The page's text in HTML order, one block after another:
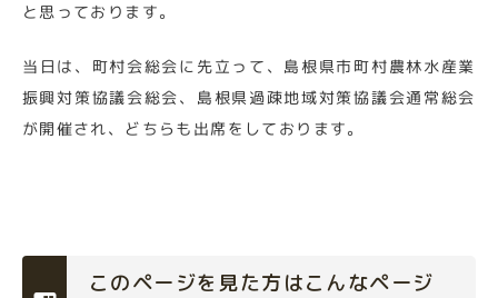
と思っております。
当日は、町村会総会に先立って、島根県市町村農林水産業
振興対策協議会総会、島根県過疎地域対策協議会通常総会
が開催され、どちらも出席をしております。
このページを見た方はこんなページ